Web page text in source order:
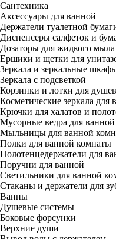
Сантехника
Аксессуары для ванной
Держатели туалетной
Диспенсеры салфеток и
Дозаторы для жидкого мыла
Ершики и щетки для
Зеркала и зеркальные
Зеркала с подсветкой
Корзинки и лотки для
Косметические зеркала для
Крючки для халатов и
Мусорные ведра для
Мыльницы для ванной
Полки для ванной комнаты
Полотенцедержатели для
Поручни для ванной
Светильники для ванной
Стаканы и держатели для
Ванны
Душевые системы
Боковые форсунки
Верхние души